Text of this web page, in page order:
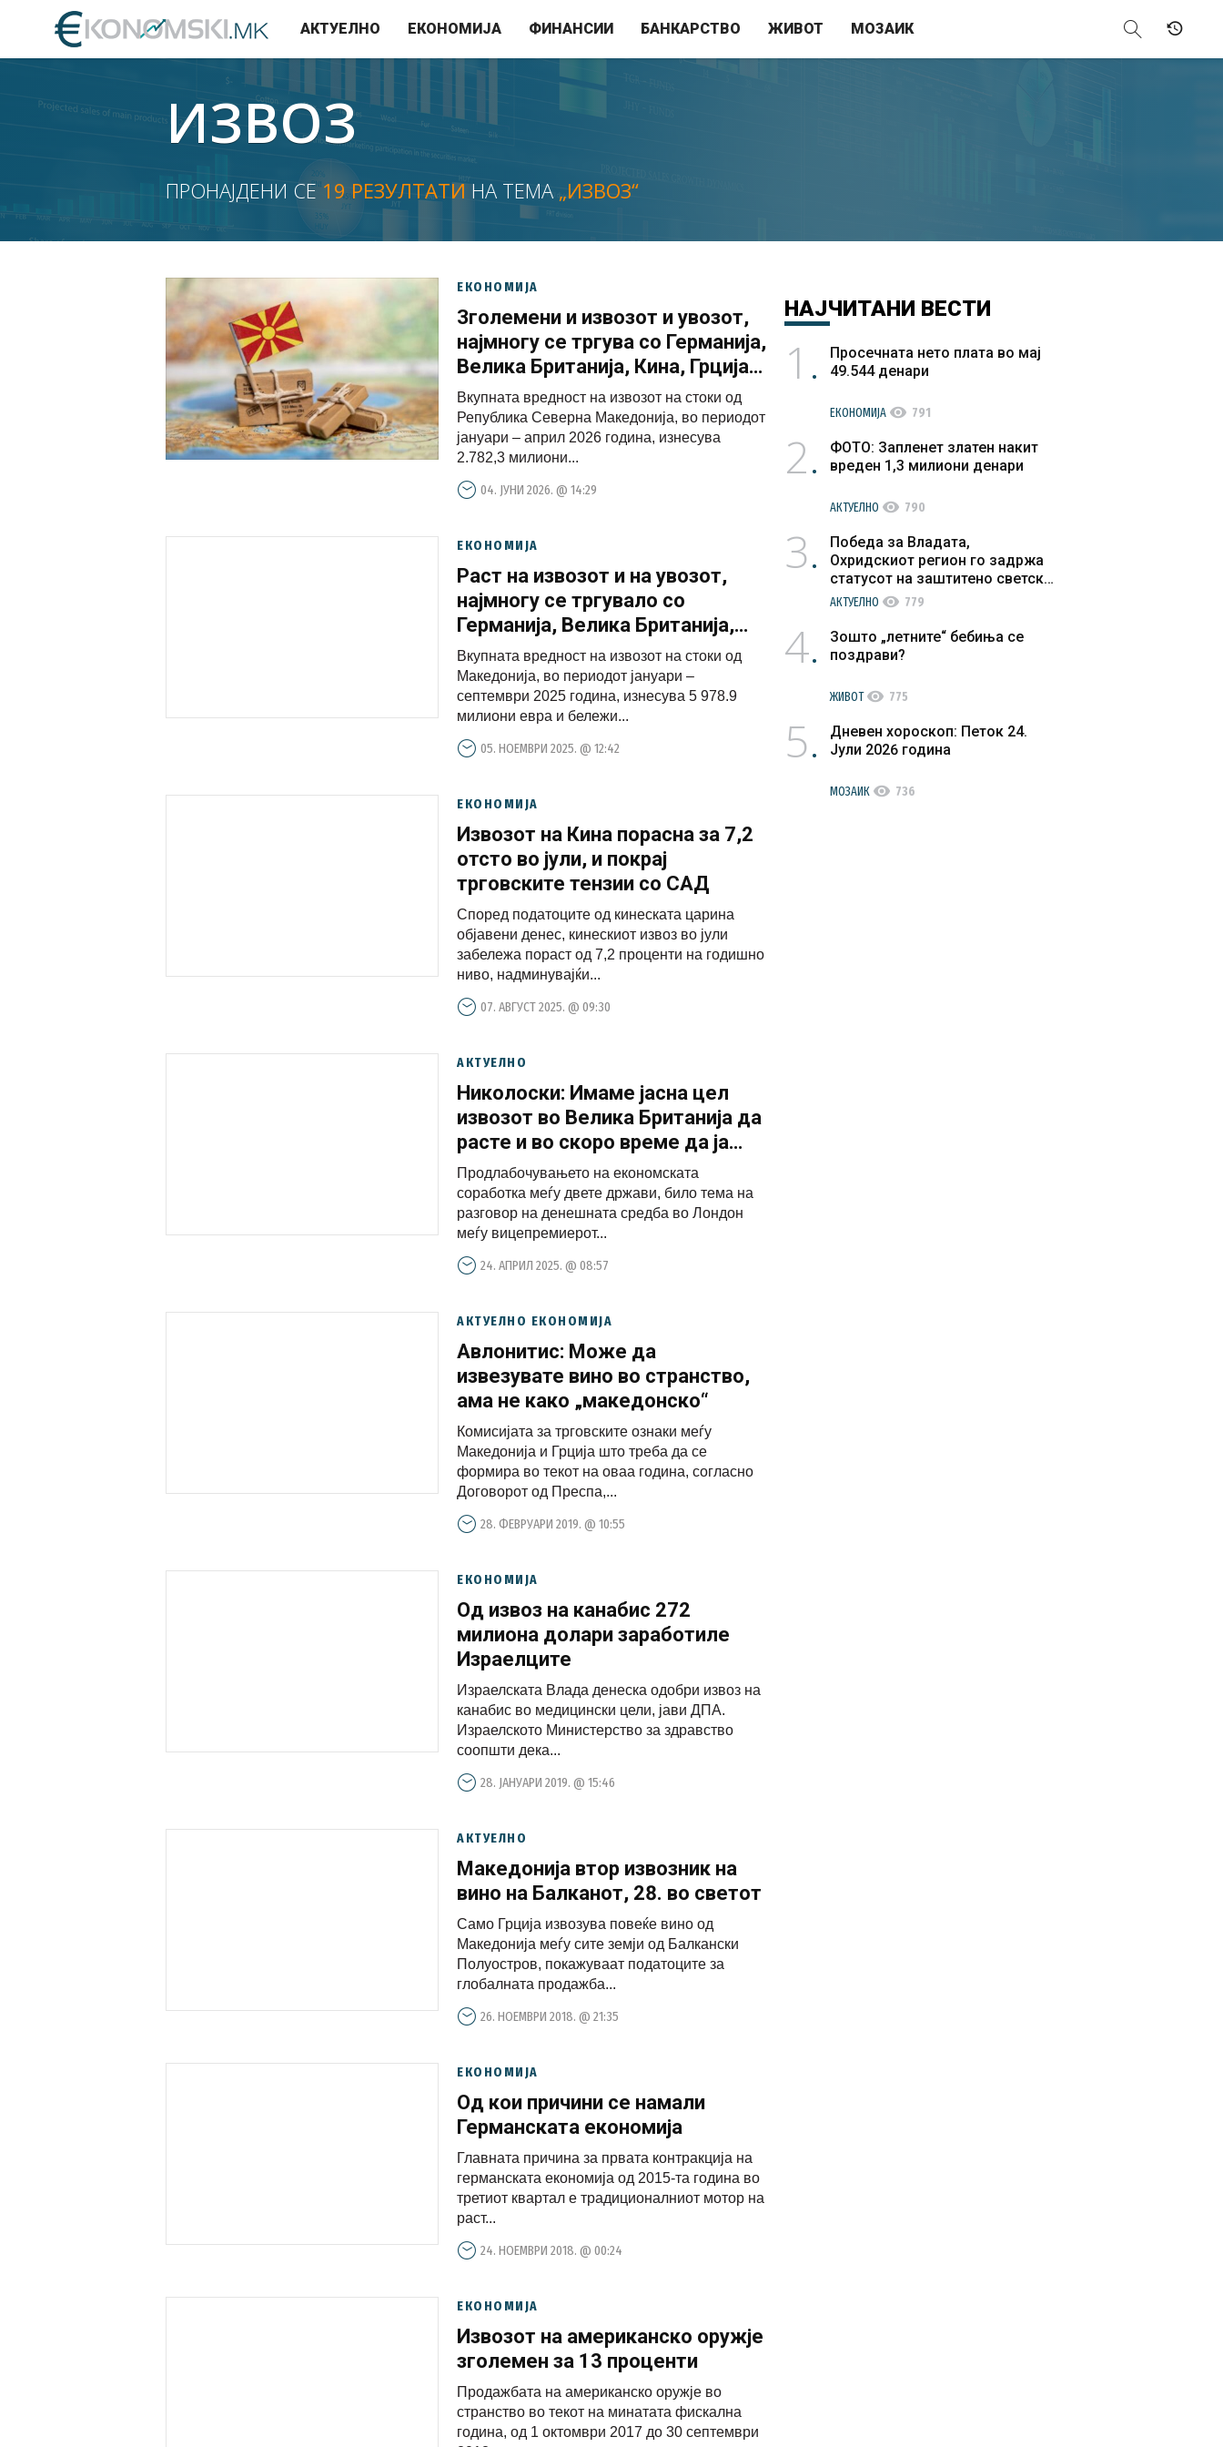
АКТУЕЛНО ЕКОНОМИЈА ФИНАНСИИ БАНКАРСТВО ЖИВОТ МОЗАИК
ИЗВОЗ
ПРОНАЈДЕНИ СЕ19 РЕЗУЛТАТИНА ТЕМА „ИЗВОЗ“
ЕКОНОМИЈА
Зголемени и извозот и увозот,
најмногу се тргува со Германија,
Велика Британија, Кина, Грција и
Србија
Вкупната вредност на извозот на стоки од
Република Северна Македонија, во периодот
јануари – април 2026 година, изнесува
2.782,3 милиони...
04. ЈУНИ 2026. @ 14:29
ЕКОНОМИЈА
Раст на извозот и на увозот,
најмногу се тргувало со
Германија, Велика Британија,
Кина, Грција и Србија
Вкупната вредност на извозот на стоки од
Македонија, во периодот јануари –
септември 2025 година, изнесува 5 978.9
милиони евра и бележи...
05. НОЕМВРИ 2025. @ 12:42
ЕКОНОМИЈА
Извозот на Кина порасна за 7,2
отсто во јули, и покрај
трговските тензии со САД
Според податоците од кинеската царина
објавени денес, кинескиот извоз во јули
забележа пораст од 7,2 проценти на годишно
ниво, надминувајќи...
07. АВГУСТ 2025. @ 09:30
АКТУЕЛНО
Николоски: Имаме јасна цел
извозот во Велика Британија да
расте и во скоро време да ја
надминеме бројката од три
милијарди евра
Продлабочувањето на економската
соработка меѓу двете држави, било тема на
разговор на денешната средба во Лондон
меѓу вицепремиерот...
24. АПРИЛ 2025. @ 08:57
АКТУЕЛНО ЕКОНОМИЈА
Авлонитис: Може да
извезувате вино во странство,
ама не како „македонско“
Комисијата за трговските ознаки меѓу
Македонија и Грција што треба да се
формира во текот на оваа година, согласно
Договорот од Преспа,...
28. ФЕВРУАРИ 2019. @ 10:55
ЕКОНОМИЈА
Од извоз на канабис 272
милиона долари заработиле
Израелците
Израелската Влада денеска одобри извоз на
канабис во медицински цели, јави ДПА.
Израелското Министерство за здравство
соопшти дека...
28. ЈАНУАРИ 2019. @ 15:46
АКТУЕЛНО
Македонија втор извозник на
вино на Балканот, 28. во светот
Само Грција извозува повеќе вино од
Македонија меѓу сите земји од Балкански
Полуостров, покажуваат податоците за
глобалната продажба...
26. НОЕМВРИ 2018. @ 21:35
ЕКОНОМИЈА
Од кои причини се намали
Германската економија
Главната причина за првата контракција на
германската економија од 2015-та година во
третиот квартал е традиционалниот мотор на
раст...
24. НОЕМВРИ 2018. @ 00:24
ЕКОНОМИЈА
Извозот на американско оружје
зголемен за 13 проценти
Продажбата на американско оружје во
странство во текот на минатата фискална
година, од 1 октомври 2017 до 30 септември
НАЈЧИТАНИ ВЕСТИ
1
Просечната нето плата во мај
49.544 денари
ЕКОНОМИЈА visibility 791
2
ФОТО: Запленет златен накит
вреден 1,3 милиони денари
АКТУЕЛНО visibility 790
3
Победа за Владата,
Охридскиот регион го задржа
статусот на заштитено светско
културно наследство
АКТУЕЛНО visibility 779
4
Зошто „летните“ бебиња се
поздрави?
ЖИВОТvisibility 775
5
Дневен хороскоп: Петок 24.
Јули 2026 година
МОЗАИК visibility 736